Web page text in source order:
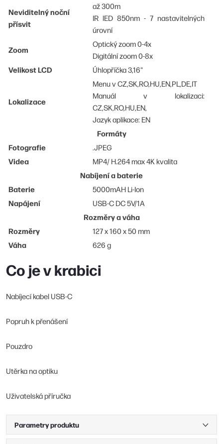
Neviditelný noční
přísvit
až 300m
IR lED 850nm - 7 nastavitelných
úrovní
Zoom
Optický zoom 0-4x
Digitální zoom 0-8x
Velikost LCD Úhlopříčka 3,16"
Lokalizace
Menu v CZ,SK,RO,HU,EN,PL,DE,IT
Manuál v lokalizaci:
CZ,SK,RO,HU,EN,
Jazyk aplikace: EN
Formáty
Fotografie
.JPEG
Videa MP4/ H.264 max 4K kvalita
Nabíjení a baterie
Baterie
5000mAH Li-Ion
Napájení USB-C DC 5V/1A
Rozměry a váha
Rozměry
127 x 160 x 50 mm
Váha 626 g
Co je v krabici
Nabíjecí kabel USB-C
Popruh k přenášení
Pouzdro
Utěrka na optiku
Uživatelská příručka
Parametry produktu